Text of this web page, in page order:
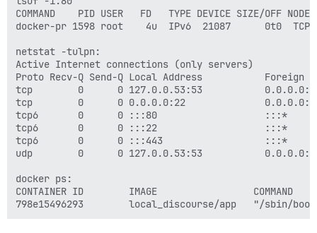
COMMAND    PID USER   FD   TYPE DEVICE SIZE/OFF NODE
docker-pr 1598 root    4u  IPv6  21087      0t0  TCP
netstat -tulpn:
Active Internet connections (only servers)
Proto Recv-Q Send-Q Local Address
tcp        0      0 127.0.0.53:53           0.0.0.0:*
tcp        0      0 0.0.0.0:22              0.0.0.0:*
tcp6       0      0 :::80                   :::*
tcp6       0      0 :::22                   :::*
tcp6       0      0 :::443                  :::*
udp        0      0 127.0.0.53:53
docker ps:
CONTAINER ID        IMAGE